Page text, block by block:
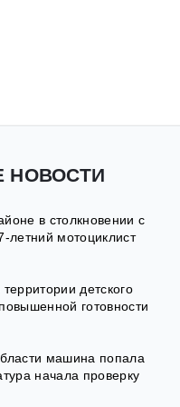
НОВОСТИ
в столкновении с
летний мотоциклист
детского
готовности
машина попала
начала проверку